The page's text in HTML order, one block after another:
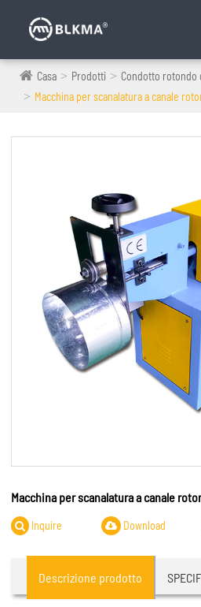
Casa Prodotti
Condotto rotondo
Macchina per scanalatura a canale
Macchina per scanalatura a canale
Inquire Download
Descrizione prodotto